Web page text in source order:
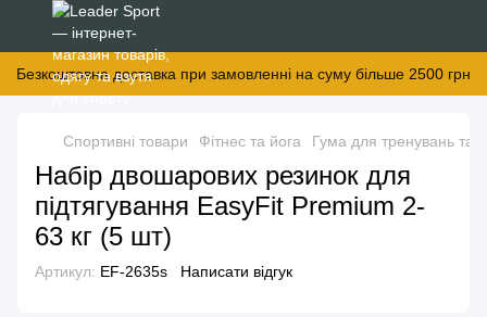
Безкоштовна доставка при замовленні на суму більше 2500 грн
Спортивні товари Фітнес та йога Гума для тренувань та
Набір двошарових резинок для
підтягування EasyFit Premium 2-
63 кг (5 шт)
Артикул: EF-2635s Написати відгук